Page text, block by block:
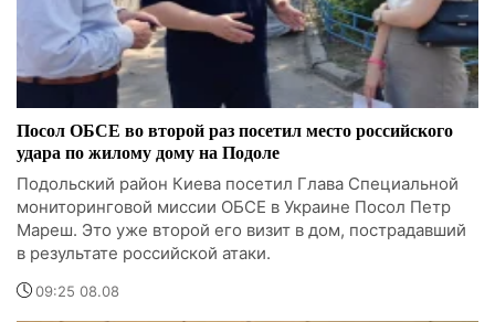
Посол ОБСЕ во второй раз посетил место российского
удара по жилому дому на Подоле
Подольский район Киева посетил Глава Специальной
мониторинговой миссии ОБСЕ в Украине Посол Петр
Мареш. Это уже второй его визит в дом, пострадавший
в результате российской атаки.
09:25 08.08